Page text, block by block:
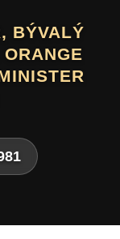
TEXTÁR,